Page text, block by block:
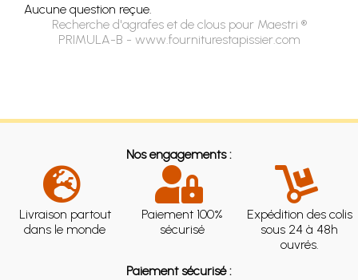
Aucune question reçue.
Recherche d'agrafes et de clous pour Maestri ®
PRIMULA-B - www.fourniturestapissier.com
Nos engagements :
Livraison partout
dans le monde
Paiement 100%
sécurisé
Expédition des colis
sous 24 à 48h
ouvrés.
Paiement sécurisé :